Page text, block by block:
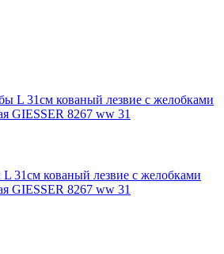
31см кованый лезвие с желобками
GIESSER 8267 ww 31